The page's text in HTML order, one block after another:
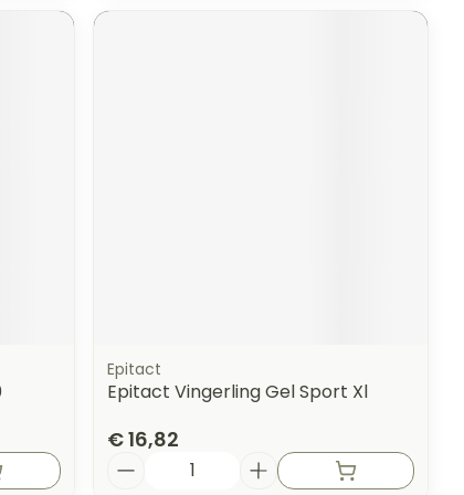
Epitact
Epitact Vingerling Gel Sport Xl
€ 16,82